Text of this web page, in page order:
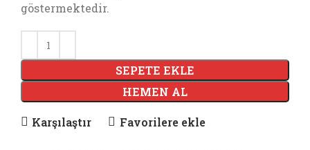
göstermektedir.
SEPETE EKLE
HEMEN AL
Karşılaştır Favorilere ekle